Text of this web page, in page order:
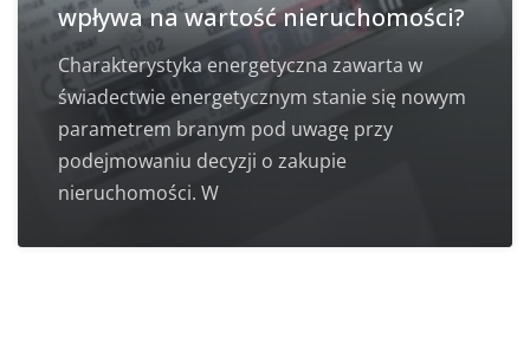
wpływa na wartość nieruchomości?
Charakterystyka energetyczna zawarta w
świadectwie energetycznym stanie się nowym
parametrem branym pod uwagę przy
podejmowaniu decyzji o zakupie
nieruchomości. W